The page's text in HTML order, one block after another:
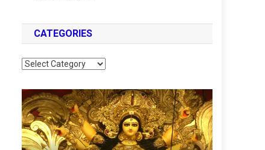
CATEGORIES
Categories